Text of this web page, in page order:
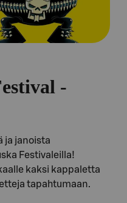
-
ja janoista
Festivaleilla!
kaksi kappaletta
tapahtumaan.